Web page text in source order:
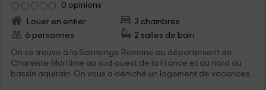
0 opinions
Louer en entier
3 chambres
6 personnes
2 salles de bain
On se trouve à la Saintonge Romane au département de
Charente-Maritime au sud-ouest de la France et au nord du
bassin aquitain. On vous a déniché un logement de vacances...